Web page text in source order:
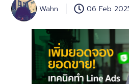
Wahn 06 Feb